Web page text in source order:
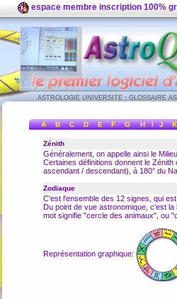
espace membre inscription 100%
ASTROLOGIE UNIVERSITE : GLOSSAIRE
A B C D E F G H I J K
Zénith
Généralement, on appelle ainsi le
Certaines définitions donnent le
ascendant / descendant), à 180° du
Zodiaque
C'est l'ensemble des 12 signes, qui
Du point de vue astronomique, c'est
mot signifie "cercle des animaux", ou
Représentation graphique: